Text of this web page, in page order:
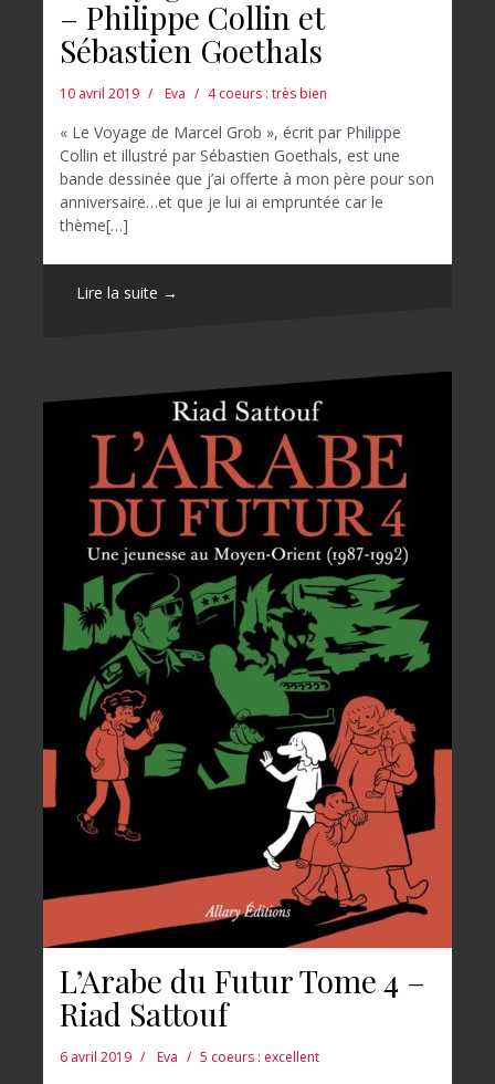
– Philippe Collin et
Sébastien Goethals
10 avril 2019 Eva 4 coeurs : très bien
« Le Voyage de Marcel Grob », écrit par Philippe
Collin et illustré par Sébastien Goethals, est une
bande dessinée que j’ai offerte à mon père pour son
anniversaire…et que je lui ai empruntée car le
thème[…]
Lire la suite →
L’Arabe du Futur Tome 4 –
Riad Sattouf
6 avril 2019 Eva 5 coeurs : excellent